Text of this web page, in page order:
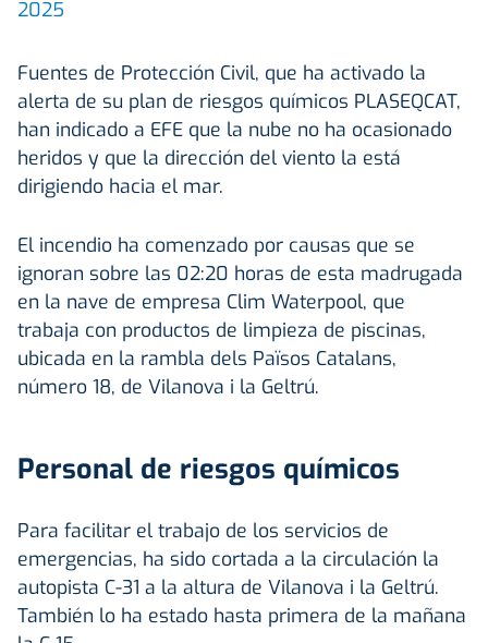
2025
Fuentes de Protección Civil, que ha activado la
alerta de su plan de riesgos químicos PLASEQCAT,
han indicado a EFE que la nube no ha ocasionado
heridos y que la dirección del viento la está
dirigiendo hacia el mar.
El incendio ha comenzado por causas que se
ignoran sobre las 02:20 horas de esta madrugada
en la nave de empresa Clim Waterpool, que
trabaja con productos de limpieza de piscinas,
ubicada en la rambla dels Països Catalans,
número 18, de Vilanova i la Geltrú.
Personal de riesgos químicos
Para facilitar el trabajo de los servicios de
emergencias, ha sido cortada a la circulación la
autopista C-31 a la altura de Vilanova i la Geltrú.
También lo ha estado hasta primera de la mañana